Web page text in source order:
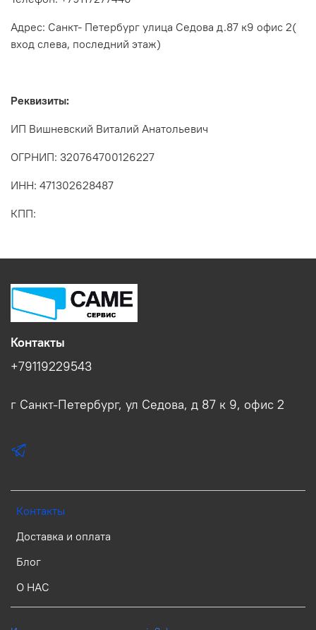
Адрес: Санкт- Петербург улица Седова д.87 к9 офис 2(
вход слева, последний этаж)
Реквизиты:
ИП Вишневский Виталий Анатольевич
ОГРНИП: 320764700126227
ИНН: 471302628487
КПП:
Контакты
Доставка и оплата
Блог
О НАС
Контакты
+79119229543
г Санкт-Петербург, ул Седова, д 87 к 9, офис 2